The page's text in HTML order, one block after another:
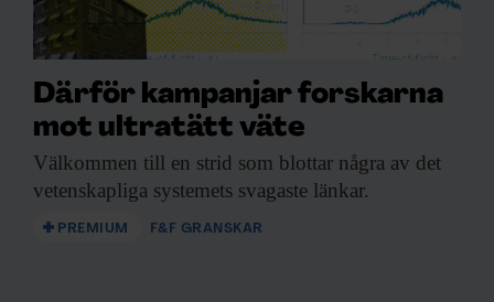
Därför kampanjar forskarna
mot ultratätt väte
Välkommen till en strid som blottar några av det
vetenskapliga systemets svagaste länkar.
PREMIUM F&F GRANSKAR